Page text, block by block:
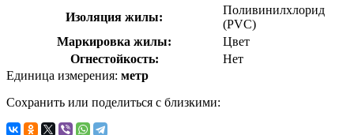
Изоляция жилы:
Поливинилхлорид
(PVC)
Маркировка жилы:
Цвет
Огнестойкость:
Нет
Единица измерения: метр
Сохранить или поделиться с близкими: